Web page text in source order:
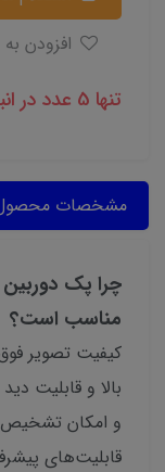
تنها 5 عدد در انبار موجود است.
مشخصات
چرا پک دوربین
مناسب است؟
کیفیت تصویر
بالا و قابلیت
و امکان تشخیص
قابلیت‌های